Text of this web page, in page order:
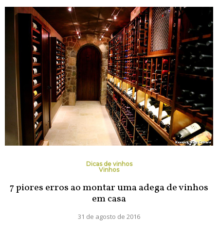
Dicas de vinhos
Vinhos
7 piores erros ao montar uma adega de vinhos
em casa
31 de agosto de 2016